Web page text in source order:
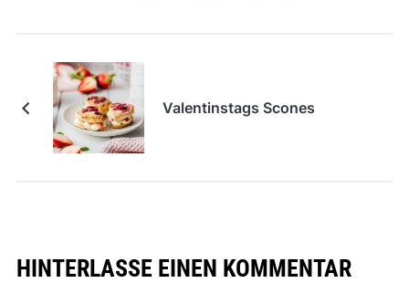
Valentinstags Scones
HINTERLASSE EINEN KOMMENTAR